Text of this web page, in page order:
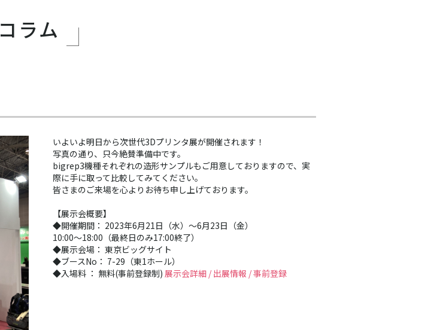
コラム
いよいよ明日から次世代3Dプリンタ展が開催されます！
写真の通り、只今絶賛準備中です。
bigrep3機種それぞれの造形サンプルもご用意しておりますので、実
際に手に取って比較してみてください。
皆さまのご来場を心よりお待ち申し上げております。
【展示会概要】
◆開催期間： 2023年6月21日（水）～6月23日（金）
10:00～18:00（最終日のみ17:00終了）
◆展示会場： 東京ビッグサイト
◆ブースNo： 7-29（東1ホール）
◆入場料 ： 無料(事前登録制) 展示会詳細 / 出展情報 / 事前登録